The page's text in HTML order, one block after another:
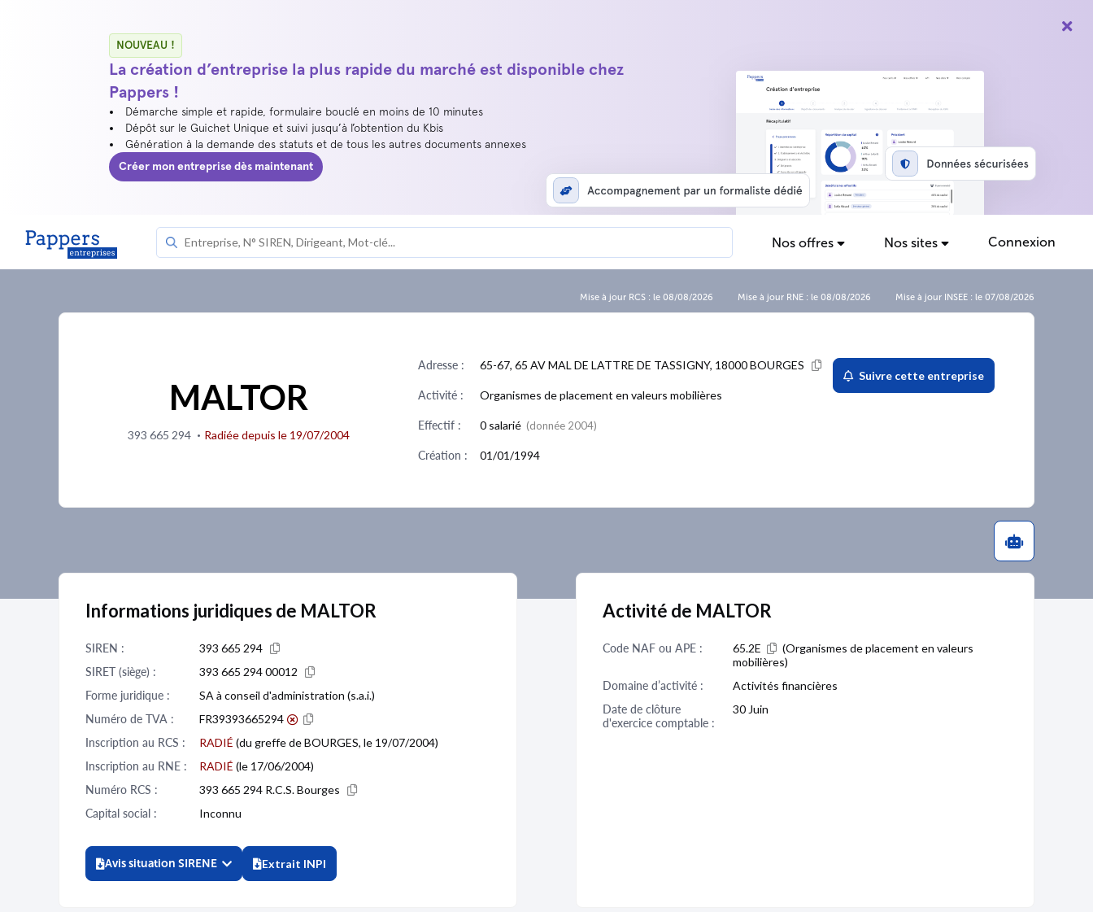
NOUVEAU !
La création d’entreprise la plus rapide du marché est disponible chez
Pappers !
Démarche simple et rapide, formulaire bouclé en moins de 10 minutes
Dépôt sur le Guichet Unique et suivi jusqu’à l’obtention du Kbis
Génération à la demande des statuts et de tous les autres documents annexes
Créer mon entreprise dès maintenant
Nos offres Nos sites Connexion
Mise à jour RCS : le 08/08/2026 Mise à jour RNE : le 08/08/2026 Mise à jour INSEE : le 07/08/2026
MALTOR
393 665 294 · Radiée depuis le 19/07/2004
Adresse : 65-67, 65 AV MAL DE LATTRE DE TASSIGNY, 18000 BOURGES
Activité : Organismes de placement en valeurs mobilières
Effectif : 0 salarié (donnée 2004)
Création : 01/01/1994
Suivre cette entreprise
Informations juridiques de MALTOR
SIREN :
393 665 294
SIRET (siège) :
393 665 294 00012
Forme juridique :
SA à conseil d'administration (s.a.i.)
Numéro de TVA :
FR39393665294
Inscription au RCS :
RADIÉ (du greffe de BOURGES, le 19/07/2004)
Inscription au RNE :
RADIÉ (le 17/06/2004)
Numéro RCS :
393 665 294 R.C.S. Bourges
Capital social :
Inconnu
Avis situation SIRENE Extrait INPI
Activité de MALTOR
Code NAF ou APE : 65.2E
(Organismes de placement en valeurs
mobilières)
Domaine d’activité :
Activités financières
Date de clôture
d'exercice comptable :
30 Juin